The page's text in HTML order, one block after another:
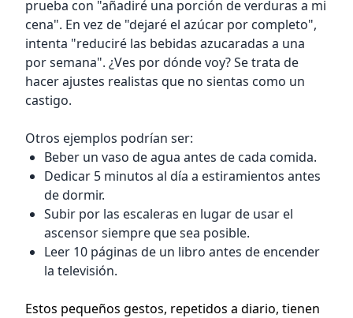
prueba con "añadiré una porción de verduras a mi
cena". En vez de "dejaré el azúcar por completo",
intenta "reduciré las bebidas azucaradas a una
por semana". ¿Ves por dónde voy? Se trata de
hacer ajustes realistas que no sientas como un
castigo.
Otros ejemplos podrían ser:
Beber un vaso de agua antes de cada comida.
Dedicar 5 minutos al día a estiramientos antes
de dormir.
Subir por las escaleras en lugar de usar el
ascensor siempre que sea posible.
Leer 10 páginas de un libro antes de encender
la televisión.
Estos pequeños gestos, repetidos a diario, tienen